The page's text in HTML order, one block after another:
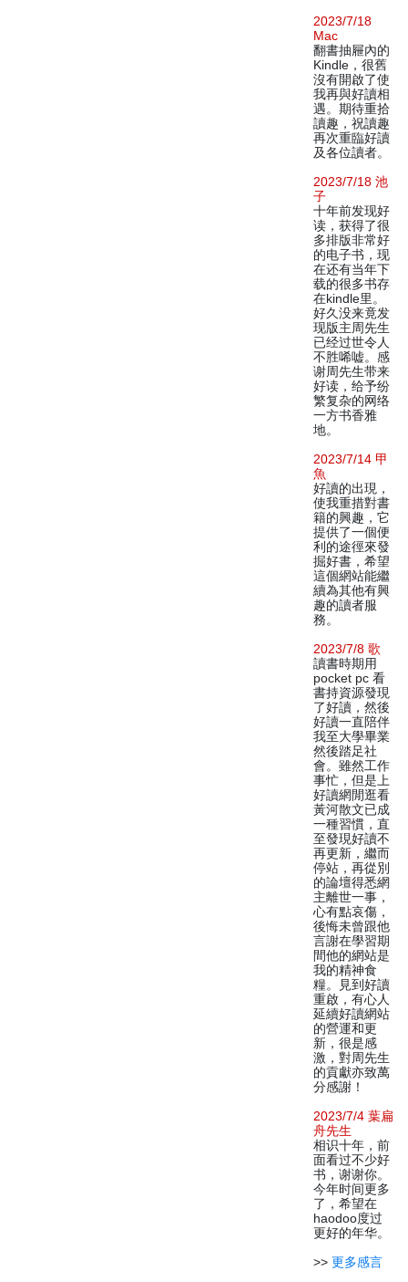
2023/7/18
Mac
翻書抽屜內的
Kindle，很舊
沒有開啟了使
我再與好讀相
遇。期待重拾
讀趣，祝讀趣
再次重臨好讀
及各位讀者。
2023/7/18 池
子
十年前发现好
读，获得了很
多排版非常好
的电子书，现
在还有当年下
载的很多书存
在kindle里。
好久没来竟发
现版主周先生
已经过世令人
不胜唏嘘。感
谢周先生带来
好读，给予纷
繁复杂的网络
一方书香雅
地。
2023/7/14 甲
魚
好讀的出現，
使我重措對書
籍的興趣，它
提供了一個便
利的途徑來發
掘好書，希望
這個網站能繼
續為其他有興
趣的讀者服
務。
2023/7/8 歌
讀書時期用
pocket pc 看
書持資源發現
了好讀，然後
好讀一直陪伴
我至大學畢業
然後踏足社
會。雖然工作
事忙，但是上
好讀網閒逛看
黃河散文已成
一種習慣，直
至發現好讀不
再更新，繼而
停站，再從別
的論壇得悉網
主離世一事，
心有點哀傷，
後悔未曾跟他
言謝在學習期
間他的網站是
我的精神食
糧。見到好讀
重啟，有心人
延續好讀網站
的營運和更
新，很是感
激，對周先生
的貢獻亦致萬
分感謝！
2023/7/4 葉扁
舟先生
相识十年，前
面看过不少好
书，谢谢你。
今年时间更多
了，希望在
haodoo度过
更好的年华。
>> 更多感言